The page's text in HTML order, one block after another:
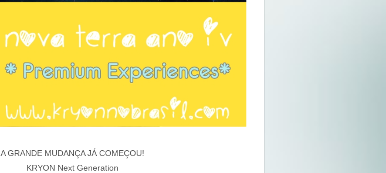
A GRANDE MUDANÇA JÁ COMEÇOU!
KRYON Next Generation